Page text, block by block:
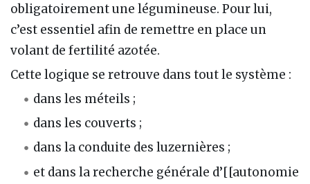
obligatoirement une légumineuse. Pour lui,
c’est essentiel afin de remettre en place un
volant de fertilité azotée.
Cette logique se retrouve dans tout le système :
dans les méteils ;
dans les couverts ;
dans la conduite des luzernières ;
et dans la recherche générale d’[[autonomie